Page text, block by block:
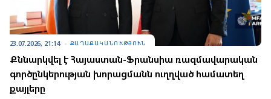
23.07.2026, 21:14 ՔԱՂԱՔԱԿԱՆՈՒԹՅՈՒՆ
Քննարկվել է Հայաստան-Ֆրանսիա ռազմավարական
գործընկերության խորացմանն ուղղված համատեղ
քայլերը